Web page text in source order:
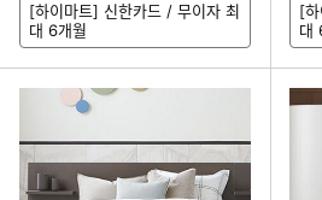
[하이마트] 신한카드 / 무이자 최
대 6개월
[
대